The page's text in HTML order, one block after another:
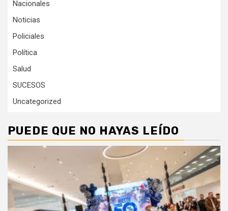
Nacionales
Noticias
Policiales
Política
Salud
SUCESOS
Uncategorized
PUEDE QUE NO HAYAS LEÍDO